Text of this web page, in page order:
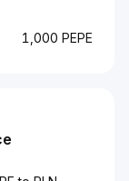
1,000 PEPE